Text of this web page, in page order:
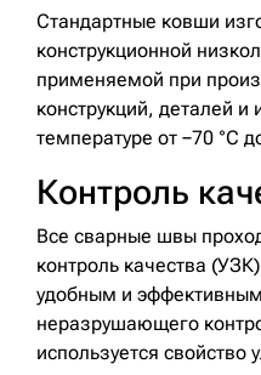
Стандартные ковши
конструкционной
применяемой при
конструкций, деталей
температуре от −70 °C
Контроль
Все сварные швы
контроль качества
удобным и
неразрушающего
используется свойство